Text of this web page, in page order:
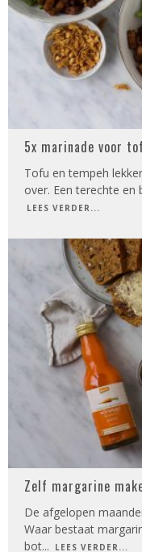
5x marinade voor
Tofu en tempeh
over. Een terechte en
LEES VERDER...
Zelf margarine
De afgelopen
Waar bestaat
bot... LEES VERDER...